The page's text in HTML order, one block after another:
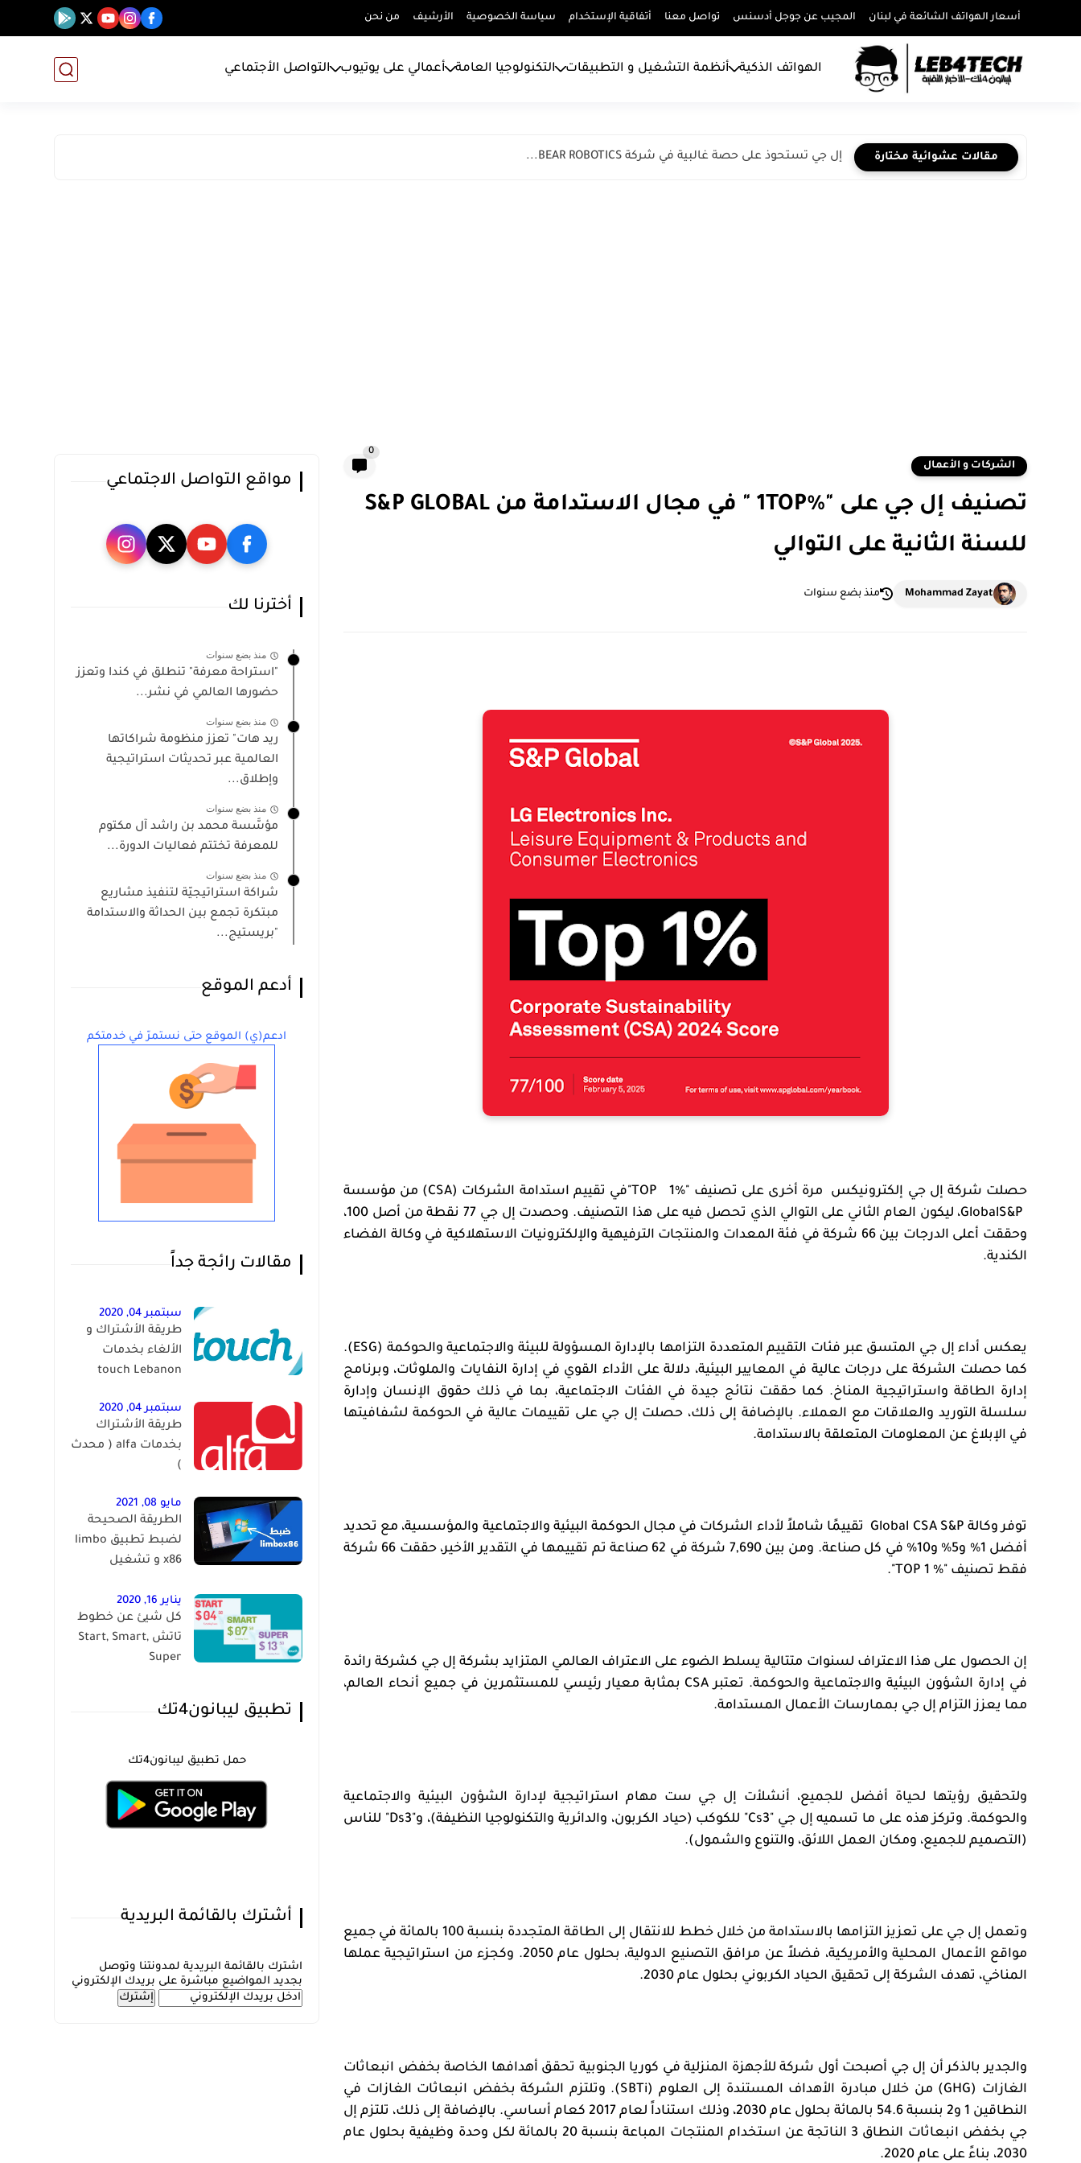
أسعار الهواتف الشائعة في لبنان المجيب عن جوجل أدسنس تواصل معنا أتفاقية الإستخدام سياسة الخصوصية الأرشيف من نحن
الهواتف الذكية أنظمة التشغيل و التطبيقات التكنولوجيا العامة أعمالي على يوتيوب التواصل الأجتماعي
مقالات عشوائية مختارة إل جي تستحوذ على حصة غالبية في شركة BEAR ROBOTICS...
الشركات و الأعمال
0
تصنيف إل جي على "%1TOP " في مجال الاستدامة من S&P GLOBAL
للسنة الثانية على التوالي
Mohammad Zayat منذ بضع سنوات
حصلت شركة إل جي إلكترونيكس مرة أخرى على تصنيف "%
1
"TOPفي تقييم استدامة الشركات (CSA) من مؤسسة
S&P
Global
، ليكون العام الثاني على التوالي الذي تحصل فيه على هذا التصنيف. وحصدت إل جي 77 نقطة من أصل 100،
وحققت أعلى الدرجات بين 66 شركة في فئة المعدات والمنتجات الترفيهية والإلكترونيات الاستهلاكية في وكالة الفضاء
الكندية.
يعكس أداء إل جي المتسق عبر فئات التقييم المتعددة التزامها بالإدارة المسؤولة للبيئة والاجتماعية والحوكمة (ESG
).
كما حصلت الشركة على درجات عالية في المعايير البيئية، دلالة على الأداء القوي في إدارة النفايات والملوثات، وبرنامج
إدارة الطاقة واستراتيجية المناخ. كما حققت نتائج جيدة في الفئات الاجتماعية، بما في ذلك حقوق الإنسان وإدارة
سلسلة التوريد والعلاقات مع العملاء. بالإضافة إلى ذلك، حصلت إل جي على تقييمات عالية في الحوكمة لشفافيتها
في الإبلاغ عن المعلومات المتعلقة بالاستدامة.
توفر وكالة S&P
Global CSA
تقييمًا شاملاً لأداء الشركات في مجال الحوكمة البيئية والاجتماعية والمؤسسية، مع تحديد
أفضل 1% و5% و10% في كل صناعة. ومن بين 7,690 شركة في 62 صناعة تم تقييمها في التقدير الأخير، حققت 66 شركة
فقط تصنيف "% 1
TOP
".
إن الحصول على هذا الاعتراف لسنوات متتالية يسلط الضوء على الاعتراف العالمي المتزايد بشركة إل جي كشركة رائدة
في إدارة الشؤون البيئية والاجتماعية والحوكمة. تعتبر CSA بمثابة معيار رئيسي للمستثمرين في جميع أنحاء العالم،
مما يعزز التزام إل جي بممارسات الأعمال المستدامة.
ولتحقيق رؤيتها لحياة أفضل للجميع، أنشلأت إل جي ست مهام استراتيجية لإدارة الشؤون البيئية والاجتماعية
والحوكمة. وتركز هذه على ما تسميه إل جي "3
Cs" للكوكب (حياد الكربون، والدائرية والتكنولوجيا النظيفة)، و"3 Ds" للناس
(التصميم للجميع، ومكان العمل اللائق، والتنوع والشمول).
وتعمل إل جي على تعزيز التزامها بالاستدامة من خلال خطط للانتقال إلى الطاقة المتجددة بنسبة 100 بالمائة في جميع
مواقع الأعمال المحلية والأمريكية، فضلاً عن مرافق التصنيع الدولية، بحلول عام 2050. وكجزء من استراتيجية عملها
المناخي، تهدف الشركة إلى تحقيق الحياد الكربوني بحلول عام 2030.
والجدير بالذكر أن إل جي أصبحت أول شركة للأجهزة المنزلية في كوريا الجنوبية تحقق أهدافها الخاصة بخفض انبعاثات
الغازات (GHG) من خلال مبادرة الأهداف المستندة إلى العلوم (SBTi). وتلتزم الشركة بخفض انبعاثات الغازات في
النطاقين 1 و2 بنسبة 54.6 بالمائة بحلول عام 2030، وذلك استناداً لعام 2017 كعام أساسي. بالإضافة إلى ذلك، تلتزم إل
جي بخفض انبعاثات النطاق 3 الناتجة عن استخدام المنتجات المباعة بنسبة 20 بالمائة لكل وحدة وظيفية بحلول عام
2030، بناءً على عام 2020.
مواقع التواصل الاجتماعي
أخترنا لك
منذ بضع سنوات
"استراحة معرفة" تنطلق في كندا وتعزز
حضورها العالمي في نشر...
منذ بضع سنوات
ريد هات" تعزز منظومة شراكاتها
العالمية عبر تحديثات استراتيجية
وإطلاق...
منذ بضع سنوات
مؤسَّسة محمد بن راشد آل مكتوم
للمعرفة تختتم فعاليات الدورة‌‌...
منذ بضع سنوات
شراكة استراتيجيّة لتنفيذ مشاريع
مبتكرة تجمع بين الحداثة والاستدامة
"بريستيج...
أدعم الموقع
ادعم(ي) الموقع حتى نستمرّ في خدمتكم
مقالات رائجة جداً
سبتمبر 04, 2020
طريقة الأشتراك و
الألغاء بخدمات
touch Lebanon
سبتمبر 04, 2020
طريقة الأشتراك
بخدمات alfa ( محدث
)
مايو 08, 2021
الطريقة الصحيحة
لضبط تطبيق limbo
x86 و تشغيل
يناير 16, 2020
كل شيئ عن خطوط
تاتش Start, Smart,
Super
تطبيق ليبانون4تك
حمل تطبيق ليبانون4تك
أشترك بالقائمة البريدية
اشترك بالقائمة البريدية لمدونتنا وتوصل
بجديد المواضيع مباشرة على بريدك الإلكتروني